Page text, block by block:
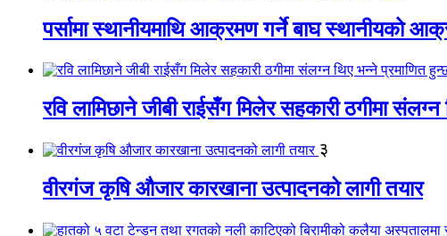
पर्सामा स्थानीयमाथि आक्रमण गर्ने बाघ स्थानीयको
रवि लामिछाने जीबी राईसँग मिलेर सहकारी ठगीमा
३
वीरगंज कृषि औजार कारखाना उत्पादनको लागी तयार